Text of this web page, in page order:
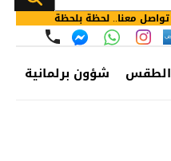
تواصل معنا.. لحظة بلحظة
الطقس شؤون برلمانية